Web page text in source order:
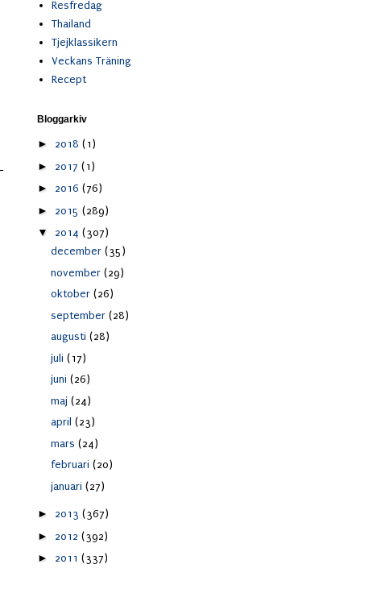
Resfredag
Thailand
Tjejklassikern
Veckans Träning
Recept
Bloggarkiv
► 2018 (1)
► 2017 (1)
► 2016 (76)
► 2015 (289)
▼ 2014 (307)
december (35)
november (29)
oktober (26)
september (28)
augusti (28)
juli (17)
juni (26)
maj (24)
april (23)
mars (24)
februari (20)
januari (27)
► 2013 (367)
► 2012 (392)
► 2011 (337)